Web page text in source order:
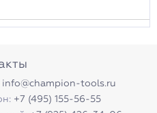
info@champion-tools.ru
+7 (495) 155-56-55